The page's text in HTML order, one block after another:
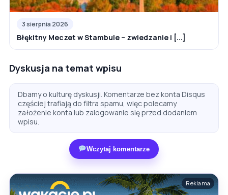
3 sierpnia 2026
Błękitny Meczet w Stambule – zwiedzanie i [...]
Dyskusja na temat wpisu
Dbamy o kulturę dyskusji. Komentarze bez konta Disqus
częściej trafiają do filtra spamu, więc polecamy
założenie konta lub zalogowanie się przed dodaniem
wpisu.
Wczytaj komentarze
Reklama